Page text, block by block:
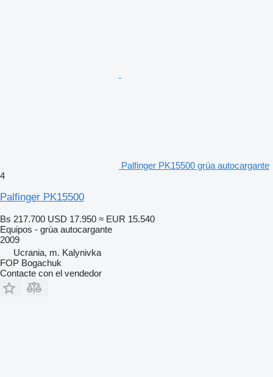
Palfinger PK15500 grúa autocargante
4
Palfinger PK15500
Bs 217.700 USD 17.950 ≈ EUR 15.540
Equipos - grúa autocargante
2009
Ucrania, m. Kalynivka
FOP Bogachuk
Contacte con el vendedor